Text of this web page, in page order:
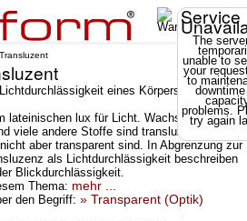
Service
The
unable to
your
to
problems.
try again
Transluzent
eines Körpers.
lateinischen lux für Licht. Wachs, die
viele andere Stoffe sind transluzent, da sie
aber transparent sind. In Abgrenzung zur
als Lichtdurchlässigkeit beschreiben
Blickdurchlässigkeit.
Thema: mehr ...
den Begriff: » Transparent (Optik)